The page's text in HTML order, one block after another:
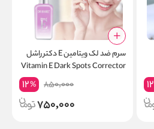
12
سرم ضد لک ویتامین E دکتر راشل
Vitamin E Dark Spots Corrector
850,000
12%
750,000